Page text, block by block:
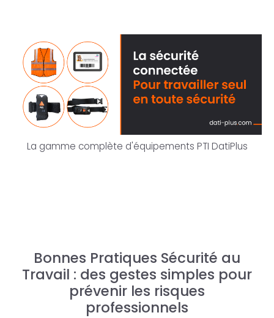
La gamme complète d'équipements PTI DatiPlus
Bonnes Pratiques Sécurité au
Travail : des gestes simples pour
prévenir les risques
professionnels